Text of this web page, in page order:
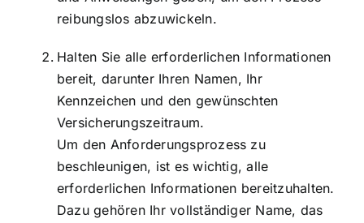
reibungslos abzuwickeln.
Halten Sie alle erforderlichen Informationen
bereit, darunter Ihren Namen, Ihr
Kennzeichen und den gewünschten
Versicherungszeitraum.
Um den Anforderungsprozess zu
beschleunigen, ist es wichtig, alle
erforderlichen Informationen bereitzuhalten.
Dazu gehören Ihr vollständiger Name, das